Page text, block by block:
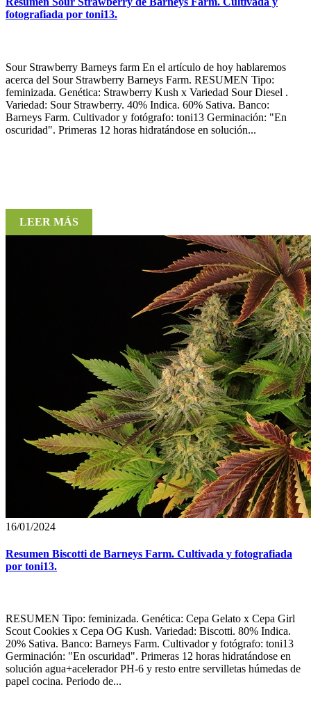
fotografiada por toni13.
Sour Strawberry Barneys farm En el artículo de hoy hablaremos
acerca del Sour Strawberry Barneys Farm. RESUMEN Tipo:
feminizada. Genética: Strawberry Kush x Variedad Sour Diesel .
Variedad: Sour Strawberry. 40% Indica. 60% Sativa. Banco:
Barneys Farm. Cultivador y fotógrafo: toni13 Germinación: "En
oscuridad". Primeras 12 horas hidratándose en solución...
LEER MÁS
16/01/2024
Resumen Biscotti de Barneys Farm. Cultivada y fotografiada
por toni13.
RESUMEN Tipo: feminizada. Genética: Cepa Gelato x Cepa Girl
Scout Cookies x Cepa OG Kush. Variedad: Biscotti. 80% Indica.
20% Sativa. Banco: Barneys Farm. Cultivador y fotógrafo: toni13
Germinación: "En oscuridad". Primeras 12 horas hidratándose en
solución agua+acelerador PH-6 y resto entre servilletas húmedas de
papel cocina. Periodo de...